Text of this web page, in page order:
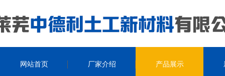
网站首页 厂家介绍 产品展示